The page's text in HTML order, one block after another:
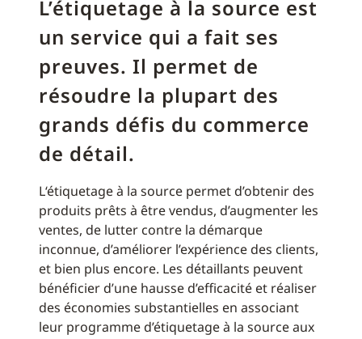
L’étiquetage à la source est
un service qui a fait ses
preuves. Il permet de
résoudre la plupart des
grands défis du commerce
de détail.
L‘étiquetage à la source permet d’obtenir des
produits prêts à être vendus, d’augmenter les
ventes, de lutter contre la démarque
inconnue, d’améliorer l’expérience des clients,
et bien plus encore. Les détaillants peuvent
bénéficier d’une hausse d’efficacité et réaliser
des économies substantielles en associant
leur programme d’étiquetage à la source aux